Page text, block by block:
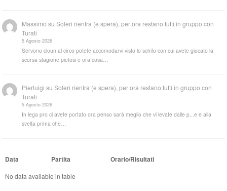
Massimo suSoleri rientra (e spera), per ora restano tutti in gruppo con
Turati
5 Agosto 2026
Servono cloun al circo potete accomodarvi visto lo schifo con cui avete giocato la
scorsa stagione pietosi e ora cosa…
Pierluigi suSoleri rientra (e spera), per ora restano tutti in gruppo con
Turati
5 Agosto 2026
In lega pro ci avete portato ora penso sarà meglio che vi levate dalle p...e e alla
svelta prima che…
Data Partita Orario/Risultati
No data available in table